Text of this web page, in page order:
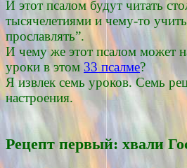
И этот псалом будут читать
тысячелетиями и чему-то
прославлять”.
И чему же этот псалом может
уроки в этом 33 псалме?
Я извлек семь уроков. Семь
настроения.
Рецепт первый: хвали